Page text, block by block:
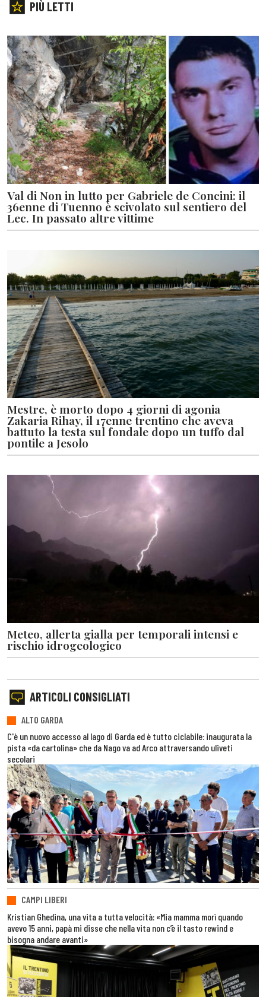
PIÙ LETTI
Val di Non in lutto per Gabriele de Concini: il
36enne di Tuenno è scivolato sul sentiero del
Lec. In passato altre vittime
Mestre, è morto dopo 4 giorni di agonia
Zakaria Rihay, il 17enne trentino che aveva
battuto la testa sul fondale dopo un tuffo dal
pontile a Jesolo
Meteo, allerta gialla per temporali intensi e
rischio idrogeologico
ARTICOLI CONSIGLIATI
ALTO GARDA
C'è un nuovo accesso al lago di Garda ed è tutto ciclabile: inaugurata la
pista «da cartolina» che da Nago va ad Arco attraversando uliveti
secolari
CAMPI LIBERI
Kristian Ghedina, una vita a tutta velocità: «Mia mamma morì quando
avevo 15 anni, papà mi disse che nella vita non c’è il tasto rewind e
bisogna andare avanti»